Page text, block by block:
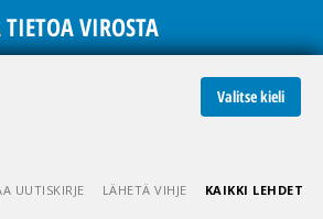
TIETOA VIROSTA
Valitse kieli
UUTISKIRJE LÄHETÄ VIHJE KAIKKI LEHDET